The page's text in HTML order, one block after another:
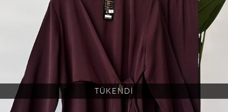
TÜKENDİ